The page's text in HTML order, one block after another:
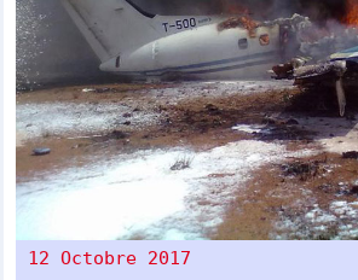
12 Octobre 2017